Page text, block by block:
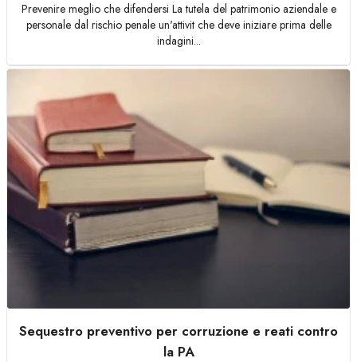
Prevenire meglio che difendersi La tutela del patrimonio aziendale e
personale dal rischio penale un'attivit che deve iniziare prima delle
indagini...
Sequestro preventivo per corruzione e reati contro
la PA